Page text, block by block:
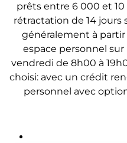
prêts entre 6 000 et
rétractation de 14 jours
généralement à partir
espace personnel
vendredi de 8h00 à
choisi: avec un crédit
personnel avec